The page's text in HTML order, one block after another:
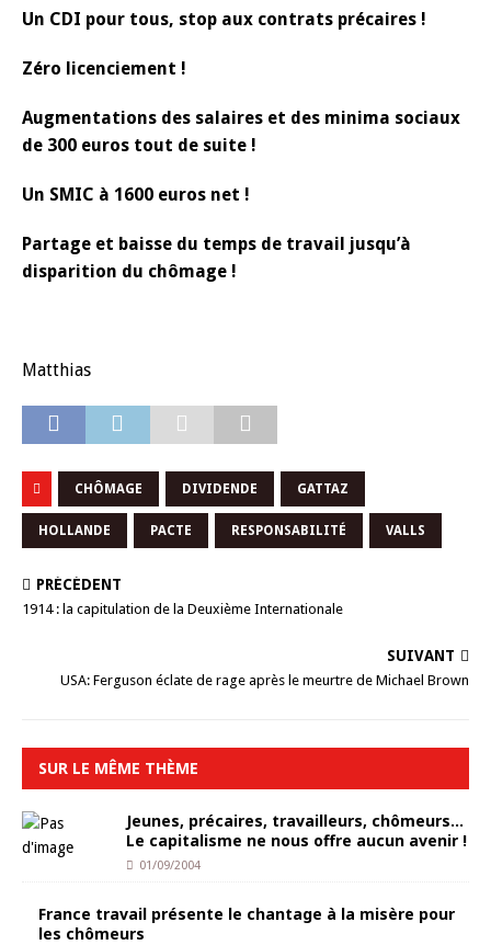
Un CDI pour tous, stop aux contrats précaires !
Zéro licenciement !
Augmentations des salaires et des minima sociaux
de 300 euros tout de suite !
Un SMIC à 1600 euros net !
Partage et baisse du temps de travail jusqu’à
disparition du chômage !
Matthias
CHÔMAGE DIVIDENDE GATTAZ
HOLLANDE PACTE RESPONSABILITÉ VALLS
PRÉCÉDENT
1914 : la capitulation de la Deuxième Internationale
SUIVANT
USA: Ferguson éclate de rage après le meurtre de Michael Brown
SUR LE MÊME THÈME
Jeunes, précaires, travailleurs, chômeurs…
Le capitalisme ne nous offre aucun avenir !
01/09/2004
France travail présente le chantage à la misère pour
les chômeurs